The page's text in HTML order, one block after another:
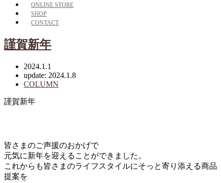
ONLINE STORE
SHOP
CONTACT
謹賀新年
2024.1.1
update: 2024.1.8
COLUMN
謹賀新年
皆さまのご声援のおかげで
元気に新年を迎えることができました。
これからも皆さまのライフスタイルにそっと寄り添える商品
提案を